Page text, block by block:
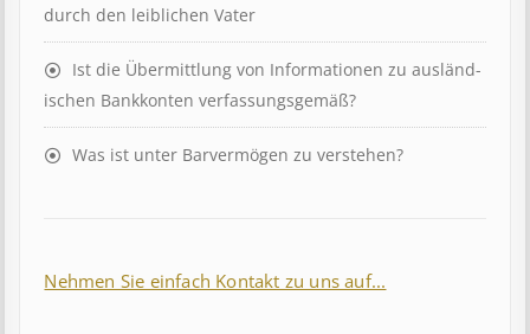
durch den leiblichen Vater
Ist die Über­mitt­lung von In­for­mat­ion­en zu aus­länd­
isch­en Bank­kont­en ver­fass­ungs­ge­mäß?
Was ist unter Barvermögen zu verstehen?
Nehmen Sie einfach Kontakt zu uns auf...